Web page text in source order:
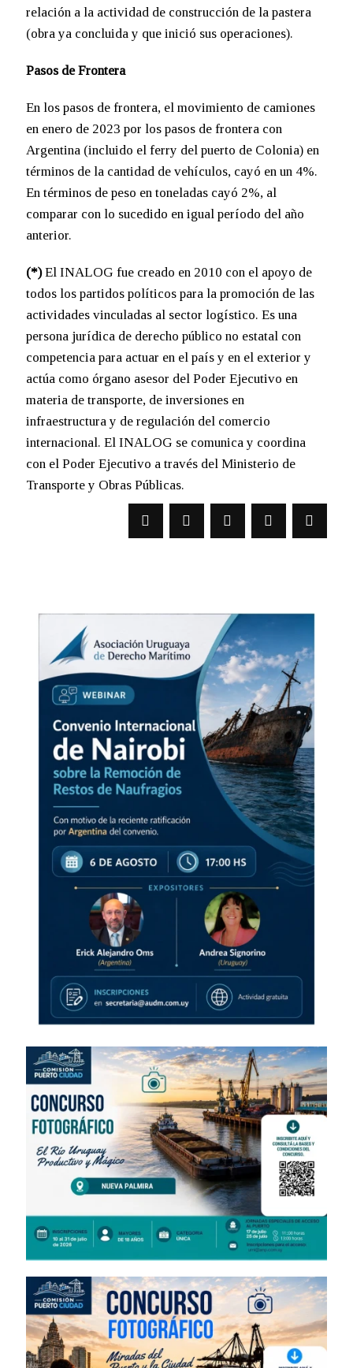
relación a la actividad de construcción de la pastera
(obra ya concluida y que inició sus operaciones).
Pasos de Frontera
En los pasos de frontera, el movimiento de camiones
en enero de 2023 por los pasos de frontera con
Argentina (incluido el ferry del puerto de Colonia) en
términos de la cantidad de vehículos, cayó en un 4%.
En términos de peso en toneladas cayó 2%, al
comparar con lo sucedido en igual período del año
anterior.
(*)El INALOG fue creado en 2010 con el apoyo de
todos los partidos políticos para la promoción de las
actividades vinculadas al sector logístico. Es una
persona jurídica de derecho público no estatal con
competencia para actuar en el país y en el exterior y
actúa como órgano asesor del Poder Ejecutivo en
materia de transporte, de inversiones en
infraestructura y de regulación del comercio
internacional. El INALOG se comunica y coordina
con el Poder Ejecutivo a través del Ministerio de
Transporte y Obras Públicas.